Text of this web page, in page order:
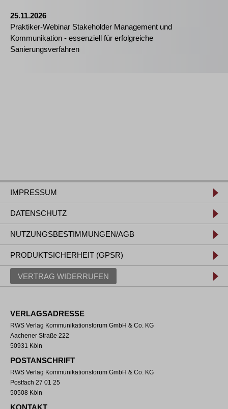
25.11.2026
Praktiker-Webinar Stakeholder Management und
Kommunikation - essenziell für erfolgreiche
Sanierungsverfahren
IMPRESSUM
DATENSCHUTZ
NUTZUNGSBESTIMMUNGEN/AGB
PRODUKTSICHERHEIT (GPSR)
VERTRAG WIDERRUFEN
VERLAGSADRESSE
RWS Verlag Kommunikationsforum GmbH & Co. KG
Aachener Straße 222
50931 Köln
POSTANSCHRIFT
RWS Verlag Kommunikationsforum GmbH & Co. KG
Postfach 27 01 25
50508 Köln